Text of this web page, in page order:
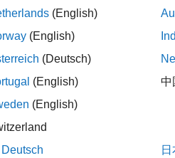
Stateflow 객체에 있는 파라미터
(English)
(English)
(Deutsch)
(English)
(English)
Deutsch
中